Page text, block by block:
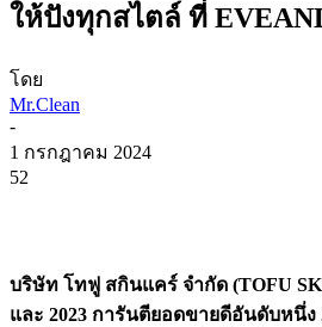
ให้ปังทุกสไตล์ ที่
โดย
Mr.Clean
-
1 กรกฎาคม 2024
52
บริษัท โทฟู สกินแคร์ จำกัด (TOFU
และ 2023 การันตียอดขายดีอันดับหนึ่